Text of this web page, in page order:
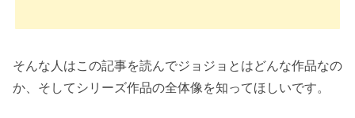
そんな人はこの記事を読んでジョジョとはどんな作品なの
か、そしてシリーズ作品の全体像を知ってほしいです。